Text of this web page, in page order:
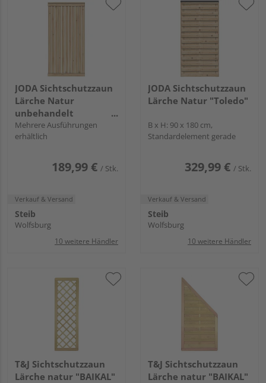
JODA Sichtschutzzaun
Lärche Natur
unbehandelt
"Faaborg"
Mehrere Ausführungen
erhältlich
189,99 € / Stk.
Verkauf & Versand
Steib
Wolfsburg
10 weitere Händler
JODA Sichtschutzzaun
Lärche Natur "Toledo"
B x H: 90 x 180 cm,
Standardelement gerade
329,99 € / Stk.
Verkauf & Versand
Steib
Wolfsburg
10 weitere Händler
T&J Sichtschutzzaun
Lärche natur "BAIKAL"
T&J Sichtschutzzaun
Lärche natur "BAIKAL"